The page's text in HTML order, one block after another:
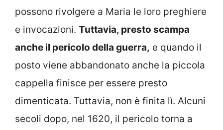
possono rivolgere a Maria le loro preghiere
e invocazioni. Tuttavia, presto scampa
anche il pericolo della guerra, e quando il
posto viene abbandonato anche la piccola
cappella finisce per essere presto
dimenticata. Tuttavia, non è finita lì. Alcuni
secoli dopo, nel 1620, il pericolo torna a